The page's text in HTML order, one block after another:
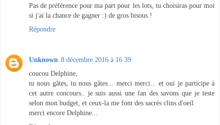
Pas de préférence pour ma part pour les lots, tu choisiras pour moi
si j'ai la chance de gagner :) de gros bisous !
Répondre
Unknown 8 décembre 2016 à 16:39
coucou Delphine,
tu nous gâtes, tu nous gâtes... merci merci... et oui je participe à
cet autre concours.. je suis aussi une fan des savons que je teste
selon mon budget, et ceux-la me font des sacrés clins d'oeil.
merci encore Delphine...